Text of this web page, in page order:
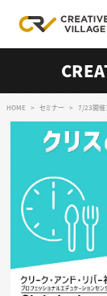
ログ
クリエイター
CREATIVE
特集求人
採用説明会
転職支援サー
CONTENTS
HOME セミナー 7/23開催